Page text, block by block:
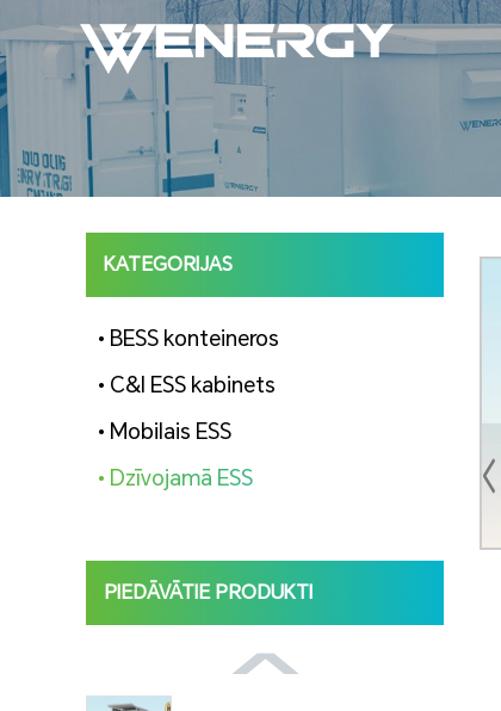
KATEGORIJAS
• BESS konteineros
• C&I ESS kabinets
• Mobilais ESS
• Dzīvojamā ESS
PIEDĀVĀTIE PRODUKTI